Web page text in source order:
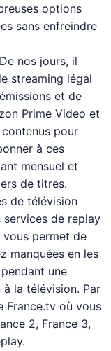
options
sans enfreindre
De nos jours, il
streaming légal
et de
Prime Video et
pour
à ces
mensuel et
de titres.
de télévision
de replay
permet de
manquées en les
une
la télévision. Par
France.tv où vous
2, France 3,